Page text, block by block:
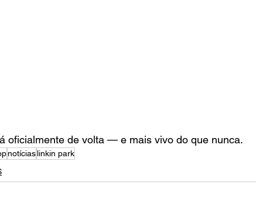
oficialmente de volta — e mais vivo do que nunca.
notíciaslinkin park